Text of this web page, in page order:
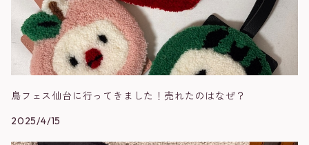
鳥フェス仙台に行ってきました！売れたのはなぜ？
2025/4/15